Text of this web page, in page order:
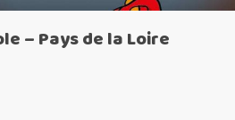
– Pays de la Loire